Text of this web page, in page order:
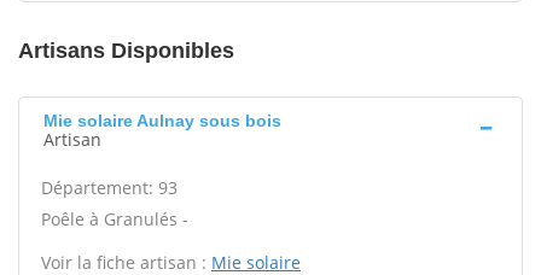
Artisans Disponibles
Mie solaire Aulnay sous bois
Artisan
Département: 93
Poêle à Granulés -
Voir la fiche artisan : Mie solaire